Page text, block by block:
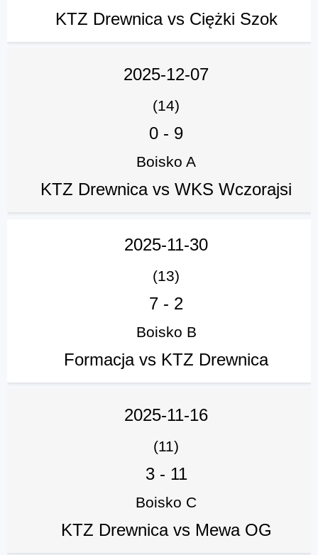
KTZ Drewnica vs Ciężki Szok
2025-12-07
(14)
0 - 9
Boisko A
KTZ Drewnica vs WKS Wczorajsi
2025-11-30
(13)
7 - 2
Boisko B
Formacja vs KTZ Drewnica
2025-11-16
(11)
3- 11
Boisko C
KTZ Drewnica vs Mewa OG